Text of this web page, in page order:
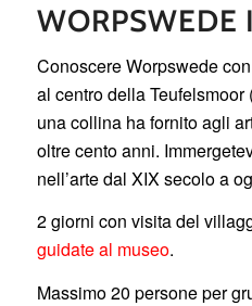
WORPSWEDE
Conoscere Worpswede
al centro della
una collina ha fornito agli
oltre cento anni.
nell’arte dal XIX secolo a
2 giorni con visita del
guidate al museo.
Massimo 20 persone per